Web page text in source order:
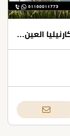
شالية للبيع بمساحة 110 متر في قرية كارنيليا العين السخنة